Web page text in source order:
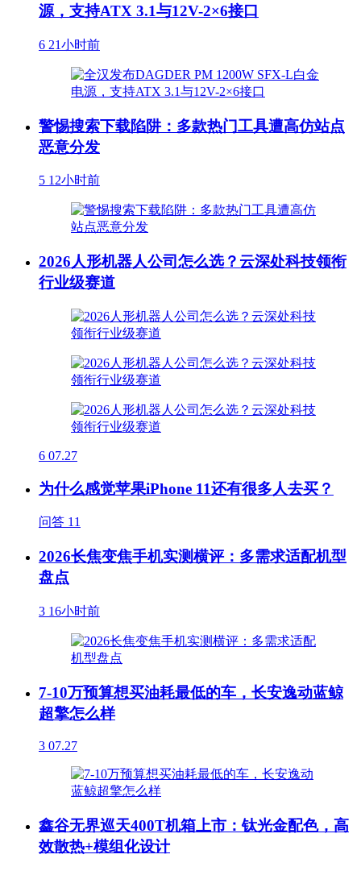
源，支持ATX 3.1与12V-2×6接口
6 21小时前
警惕搜索下载陷阱：多款热门工具遭高仿站点
恶意分发
5 12小时前
2026人形机器人公司怎么选？云深处科技领衔
行业级赛道
6 07.27
为什么感觉苹果iPhone 11还有很多人去买？
问答 11
2026长焦变焦手机实测横评：多需求适配机型
盘点
3 16小时前
7-10万预算想买油耗最低的车，长安逸动蓝鲸
超擎怎么样
3 07.27
鑫谷无界巡天400T机箱上市：钛光金配色，高
效散热+模组化设计